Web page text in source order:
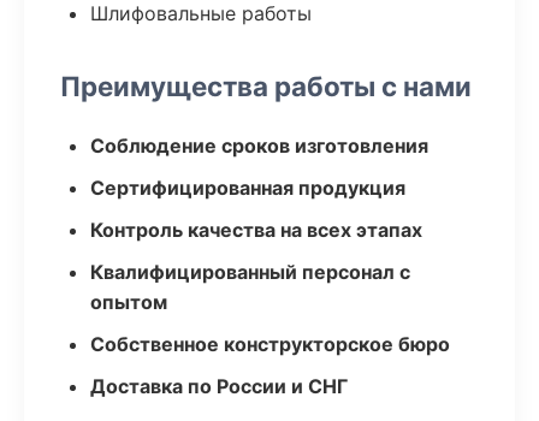
Шлифовальные работы
Преимущества работы с нами
Соблюдение сроков изготовления
Сертифицированная продукция
Контроль качества на всех этапах
Квалифицированный персонал с
опытом
Собственное конструкторское бюро
Доставка по России и СНГ